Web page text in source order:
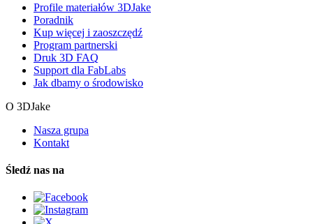
Profile materiałów 3DJake
Poradnik
Kup więcej i zaoszczędź
Program partnerski
Druk 3D FAQ
Support dla FabLabs
Jak dbamy o środowisko
O 3DJake
Nasza grupa
Kontakt
Śledź nas na